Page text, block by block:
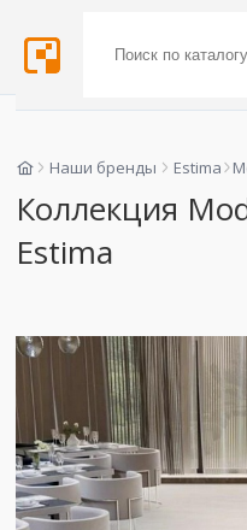
Наши бренды Estima
Коллекция
Estima